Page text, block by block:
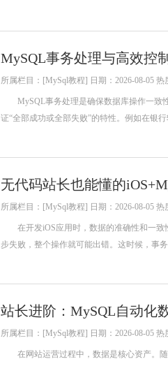
MySQL事务处理与高效控
所属栏目：[MySql教程] 日期：2026-08-05 热
MySQL事务处理是确保数据库操作一致性
证“全部成功或全部失败”的特性。例如在银
无代码站长也能懂的
所属栏目：[MySql教程] 日期：2026-08-05 热
在开发iOS应用时，数据的准确性和一致
步失败，整个操作就可能出错。这时候，
站长进阶：MySQL自动化
所属栏目：[MySql教程] 日期：2026-08-05 热
在网站运营过程中，数据是核心资产。随